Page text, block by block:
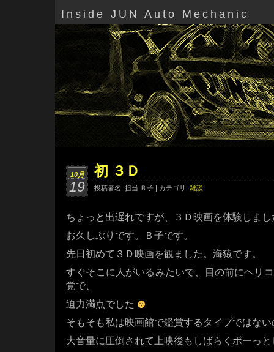
Inside JUN Auto Mechanic
10月
19
初 ３Ｄ
投稿者名: 担当 Ｂ子 | カテゴリ: 雑談
ちょっと出遅れですが、３Ｄ映画を体験しま
お久しぶりです。Ｂ子です。
先日初めて３Ｄ映画を観ました。海猿です。
すぐそこに人がいるみたいで、目の前にヘリ
覚で、
迫力満点でした
そもそも私は映画館で鑑賞するタイプではない
大音量に圧倒されて上映後もしばらくボーっ